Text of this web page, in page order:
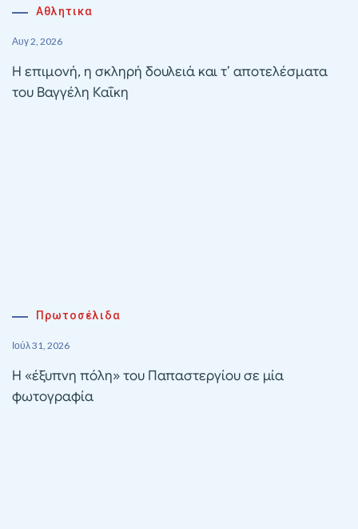
Αθλητικα
Αυγ 2, 2026
Η επιμονή, η σκληρή δουλειά και τ’ αποτελέσματα
του Βαγγέλη Καΐκη
Πρωτοσέλιδα
Ιούλ 31, 2026
Η «έξυπνη πόλη» του Παπαστεργίου σε μία
φωτογραφία